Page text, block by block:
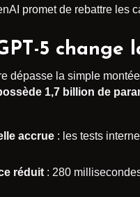
promet de rebattre les
5
dépasse la simple
1,7 billion de
accrue : les tests
réduit : 280